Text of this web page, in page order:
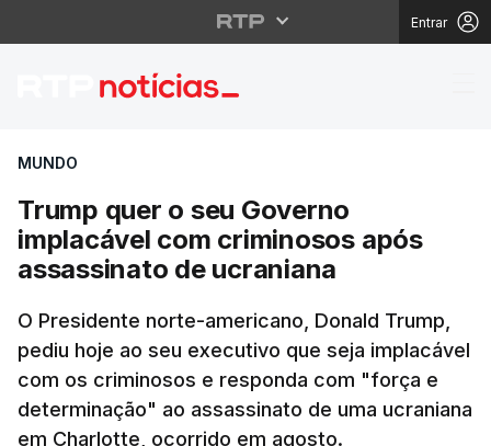
Entrar
Trump quer o seu
MUNDO
Trump quer o seu Governo
implacável com criminosos após
assassinato de ucraniana
O Presidente norte-americano, Donald Trump,
pediu hoje ao seu executivo que seja implacável
com os criminosos e responda com "força e
determinação" ao assassinato de uma ucraniana
em Charlotte, ocorrido em agosto.